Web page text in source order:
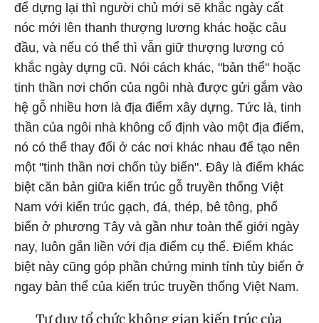
để dựng lại thì người chủ mới sẽ khắc ngày cất
nóc mới lên thanh thượng lương khác hoặc câu
đầu, và nếu có thể thì vẫn giữ thượng lương có
khắc ngày dựng cũ. Nói cách khác, "bản thể" hoặc
tinh thần nơi chốn của ngôi nhà được gửi gắm vào
hệ gỗ nhiều hơn là địa điểm xây dựng. Tức là, tinh
thần của ngôi nhà không cố định vào một địa điểm,
nó có thể thay đổi ở các nơi khác nhau để tạo nên
một "tinh thần nơi chốn tùy biến". Đây là điểm khác
biệt căn bản giữa kiến trúc gỗ truyền thống Việt
Nam với kiến trúc gạch, đá, thép, bê tông, phổ
biến ở phương Tây và gần như toàn thế giới ngày
nay, luôn gắn liền với địa điểm cụ thể. Điểm khác
biệt này cũng góp phần chứng minh tính tùy biến ở
ngay bản thể của kiến trúc truyền thống Việt Nam.
Tư duy tổ chức không gian kiến trúc của